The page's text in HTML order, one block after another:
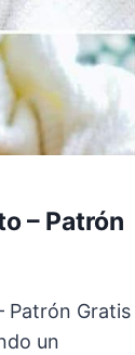
– Patrón
Patrón Gratis
un